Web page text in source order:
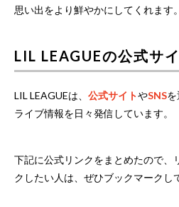
思い出をより鮮やかにしてくれます。
LIL LEAGUEの公式サ
LIL LEAGUEは、 公式サイトやSNS
ライブ情報を日々発信しています。
下記に公式リンクをまとめたので、
クしたい人は、ぜひブックマークし